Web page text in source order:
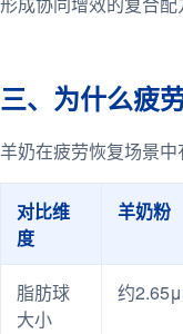
三、为什么疲
羊奶在疲劳恢复场景中
对比维
度
羊奶粉
脂肪球
大小
约